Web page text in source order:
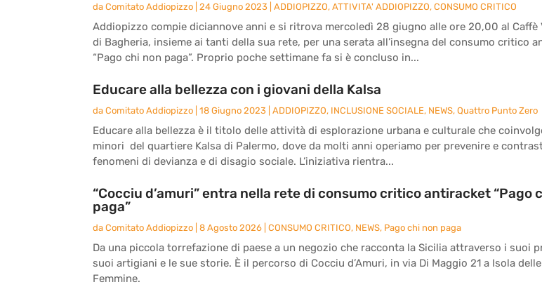
da Comitato Addiopizzo 24 Giugno 2023 ADDIOPIZZO, ATTIVITA' ADDIOPIZZO, CONSUMO CRITICO
Addiopizzo compie diciannove anni e si ritrova mercoledì 28 giugno alle ore 20,00 al Caffè
di Bagheria, insieme ai tanti della sua rete, per una serata all’insegna del consumo critico
“Pago chi non paga”. Proprio poche settimane fa si è concluso in...
Educare alla bellezza con i giovani della Kalsa
da Comitato Addiopizzo 18 Giugno 2023 ADDIOPIZZO, INCLUSIONE SOCIALE, NEWS, Quattro Punto Zero
Educare alla bellezza è il titolo delle attività di esplorazione urbana e culturale che
minori del quartiere Kalsa di Palermo, dove da molti anni operiamo per prevenire e
fenomeni di devianza e di disagio sociale. L’iniziativa rientra...
“Cocciu d’amuri” entra nella rete di consumo critico antiracket “Pago
paga”
da Comitato Addiopizzo 8 Agosto 2026 CONSUMO CRITICO, NEWS, Pago chi non paga
Da una piccola torrefazione di paese a un negozio che racconta la Sicilia attraverso i suoi
suoi artigiani e le sue storie. È il percorso di Cocciu d’Amuri, in via Di Maggio 21 a Isola delle
Femmine.